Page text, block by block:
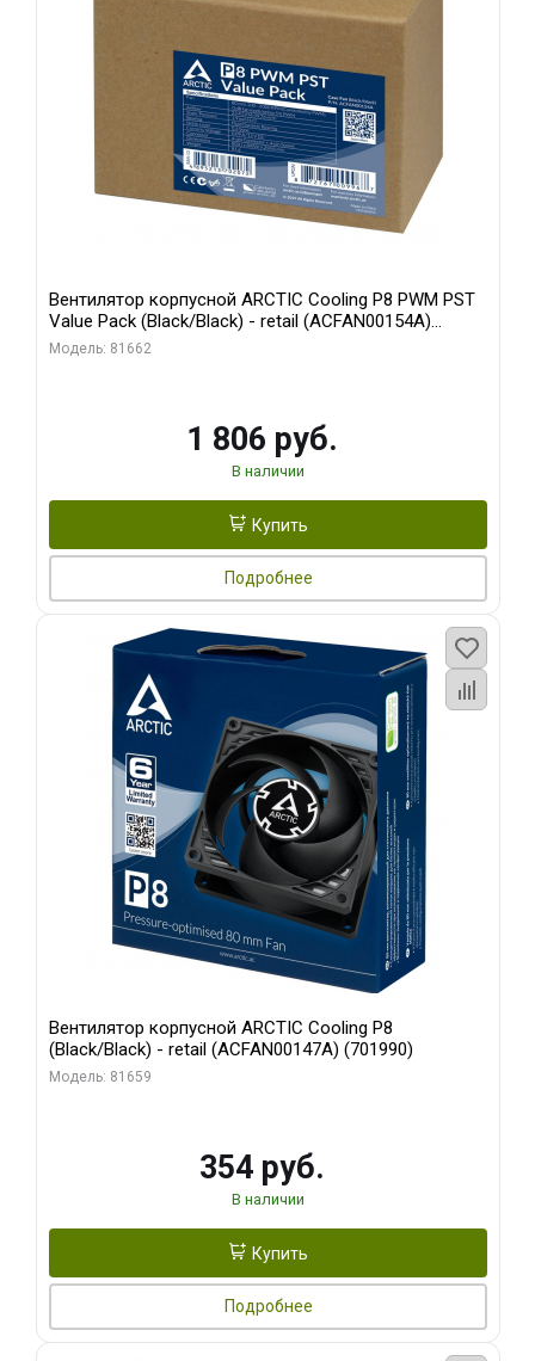
Вентилятор корпусной ARCTIC Cooling P8 PWM PST
Value Pack (Black/Black) - retail (ACFAN00154A)
(702072)
Модель: 81662
1 806 руб.
В наличии
Купить
Подробнее
Вентилятор корпусной ARCTIC Cooling P8
(Black/Black) - retail (ACFAN00147A) (701990)
Модель: 81659
354 руб.
В наличии
Купить
Подробнее